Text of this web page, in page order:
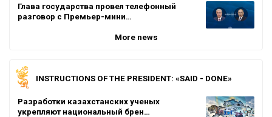
Глава государства провел телефонный
разговор с Премьер-мини…
More news
INSTRUCTIONS OF THE PRESIDENT: «SAID - DONE»
Разработки казахстанских ученых
укрепляют национальный брен…